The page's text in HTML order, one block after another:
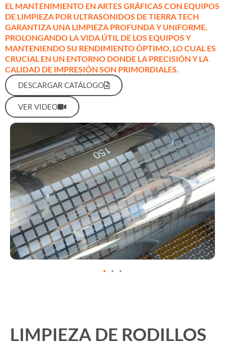
EL MANTENIMIENTO EN ARTES GRÁFICAS CON EQUIPOS
DE LIMPIEZA POR ULTRASONIDOS DE TIERRA TECH
GARANTIZA UNA LIMPIEZA PROFUNDA Y UNIFORME,
PROLONGANDO LA VIDA ÚTIL DE LOS EQUIPOS Y
MANTENIENDO SU RENDIMIENTO ÓPTIMO, LO CUAL ES
CRUCIAL EN UN ENTORNO DONDE LA PRECISIÓN Y LA
CALIDAD DE IMPRESIÓN SON PRIMORDIALES.
DESCARGAR CATÁLOGO
VER VIDEO
LIMPIEZA DE RODILLOS